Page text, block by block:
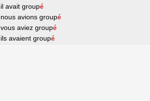
il avait groupé
nous avions groupé
vous aviez groupé
ils avaient groupé